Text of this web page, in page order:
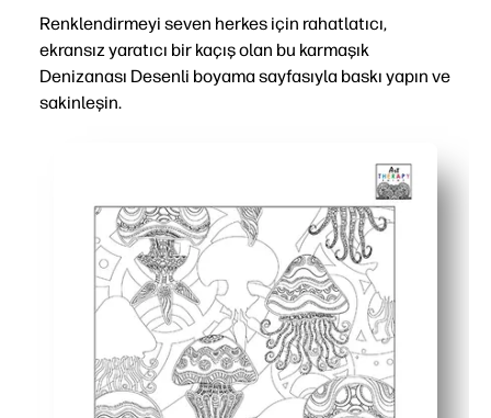
Renklendirmeyi seven herkes için rahatlatıcı,
ekransız yaratıcı bir kaçış olan bu karmaşık
Denizanası Desenli boyama sayfasıyla baskı yapın ve
sakinleşin.
Büyüleyici çizgiler ve dokunaçlar, gerginliği ve stresi
Sınıf sakinleştirici köşeler, sanat istasyonları, aile
Becerilere gizlice girer - siz rahatlarken odaklanma,